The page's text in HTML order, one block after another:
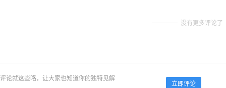
没有更多评论了
评论就这些咯，让大家也知道你的独特见解
立即评论